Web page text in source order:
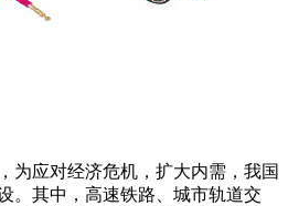
为应对经济危机，扩大内需，我国
。其中，高速铁路、城市轨道交